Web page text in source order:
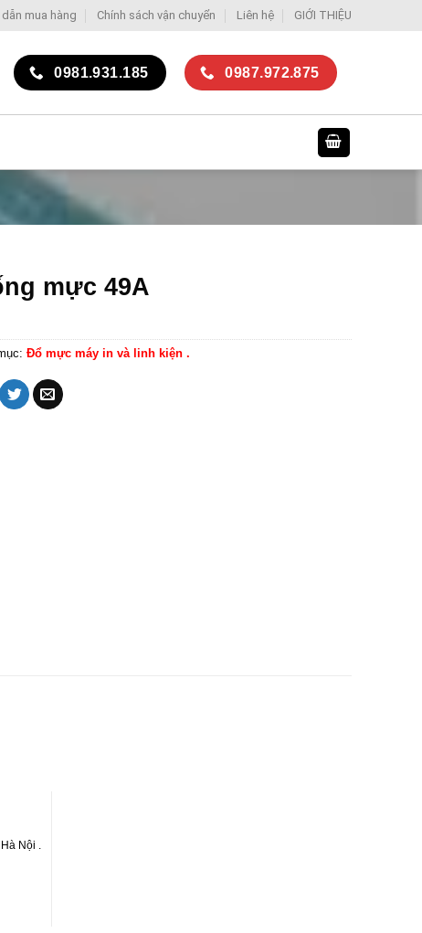
mua hàng Chính sách vận chuyển Liên hệ GIỚI THIỆU
0981.931.185 0987.972.875
mực 49A
Đổ mực máy in và linh kiện .
Nội .